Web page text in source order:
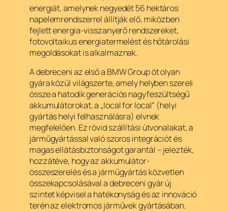
energiát, amelynek negyedét 56 hektáros
napelemrendszerrel állítják elő, miközben
fejlett energia-visszanyerő rendszereket,
fotovoltaikus energiatermelést és hőtárolási
megoldásokat is alkalmaznak.
A debreceni az első a BMW Group öt olyan
gyára közül világszerte, amely helyben szereli
össze a hatodik generációs nagyfeszültségű
akkumulátorokat, a „local for local” (helyi
gyártás helyi felhasználásra) elvnek
megfelelően. Ez rövid szállítási útvonalakat, a
járműgyártással való szoros integrációt és
magas ellátásbiztonságot garantál – jelezték,
hozzátéve, hogy az akkumulátor-
összeszerelés és a járműgyártás közvetlen
összekapcsolásával a debreceni gyár új
szintet képvisel a hatékonyság és az innováció
terén az elektromos járművek gyártásában.